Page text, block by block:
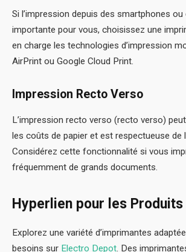
Si l’impression depuis des smartphones
importante pour vous, choisissez une
en charge les technologies d’impression
AirPrint ou Google Cloud Print.
Impression Recto Verso
L’impression recto verso (recto verso)
les coûts de papier et est respectueuse de
Considérez cette fonctionnalité si vous
fréquemment de grands documents.
Hyperlien pour les Produits
Explorez une variété d’imprimantes
besoins sur Electro Depot. Des